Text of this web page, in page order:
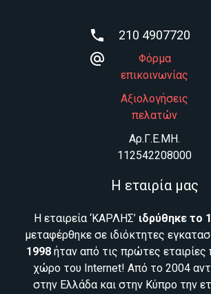
210 4907720
Φόρμα
επικοινωνίας
Αξιολογήσεις
πελατών
Aρ.Γ.Ε.ΜΗ.
112542208000
Η εταιρία μας
Η εταιρεία ‘ΚΑΡΛΗΣ’ ιδρύθηκε το
μεταφέρθηκε σε ιδιόκτητες
1998 ήταν από τις πρώτες
χώρο του Internet! Από το 2004
στην Ελλάδα και στην Κύπρο την